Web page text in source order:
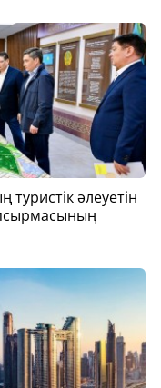
әлеуетін